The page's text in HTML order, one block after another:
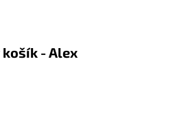
košík - Alex